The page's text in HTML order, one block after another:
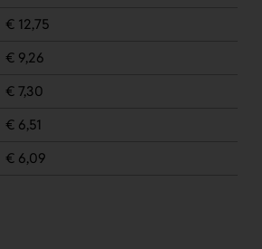
€ 12,75
€ 9,26
€ 7,30
€ 6,51
€ 6,09